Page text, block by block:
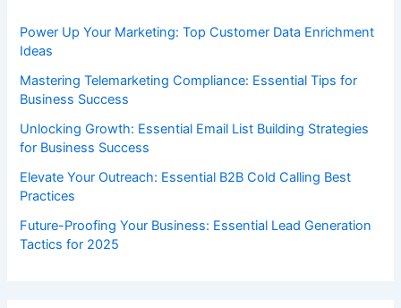
Power Up Your Marketing: Top Customer Data Enrichment
Ideas
Mastering Telemarketing Compliance: Essential Tips for
Business Success
Unlocking Growth: Essential Email List Building Strategies
for Business Success
Elevate Your Outreach: Essential B2B Cold Calling Best
Practices
Future-Proofing Your Business: Essential Lead Generation
Tactics for 2025